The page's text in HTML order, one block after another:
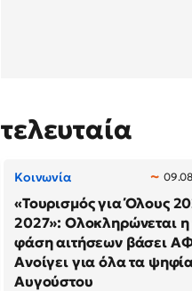
τελευταία
Κοινωνία
«Τουρισμός για Όλους
2027»: Ολοκληρώνεται
φάση αιτήσεων βάσει
Ανοίγει για όλα τα
Αυγούστου